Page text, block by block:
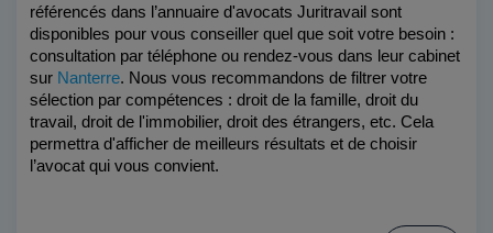
référencés dans l’annuaire d'avocats Juritravail sont
disponibles pour vous conseiller quel que soit votre besoin :
consultation par téléphone ou rendez-vous dans leur cabinet
sur Nanterre. Nous vous recommandons de filtrer votre
sélection par compétences : droit de la famille, droit du
travail, droit de l'immobilier, droit des étrangers, etc. Cela
permettra d'afficher de meilleurs résultats et de choisir
l’avocat qui vous convient.